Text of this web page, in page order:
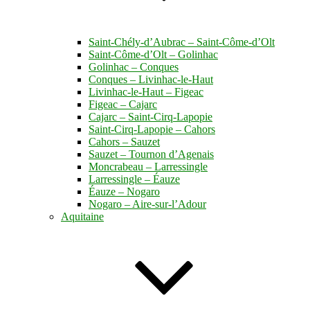
Saint-Chély-d’Aubrac – Saint-Côme-d’Olt
Saint-Côme-d’Olt – Golinhac
Golinhac – Conques
Conques – Livinhac-le-Haut
Livinhac-le-Haut – Figeac
Figeac – Cajarc
Cajarc – Saint-Cirq-Lapopie
Saint-Cirq-Lapopie – Cahors
Cahors – Sauzet
Sauzet – Tournon d’Agenais
Moncrabeau – Larressingle
Larressingle – Éauze
Éauze – Nogaro
Nogaro – Aire-sur-l’Adour
Aquitaine